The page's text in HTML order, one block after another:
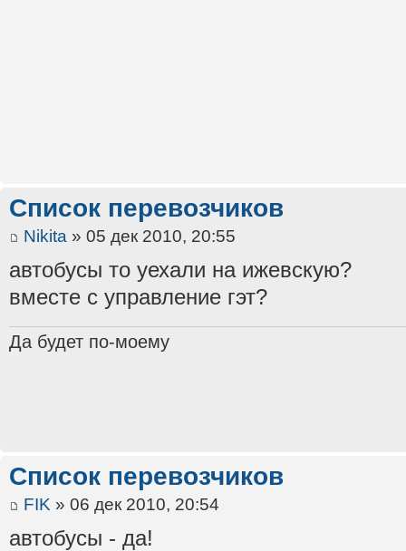
Список перевозчиков
Nikita » 05 дек 2010, 20:55
автобусы то уехали на ижевскую?
вместе с управление гэт?
Да будет по-моему
Список перевозчиков
FIK » 06 дек 2010, 20:54
автобусы - да!